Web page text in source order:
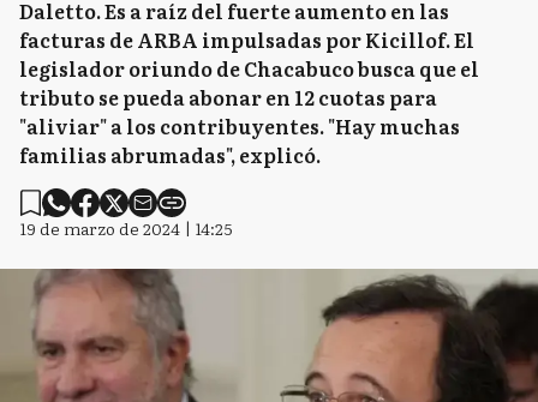
Daletto. Es a raíz del fuerte aumento en las
facturas de ARBA impulsadas por Kicillof. El
legislador oriundo de Chacabuco busca que el
tributo se pueda abonar en 12 cuotas para
"aliviar" a los contribuyentes. "Hay muchas
familias abrumadas", explicó.
19 de marzo de 2024 | 14:25